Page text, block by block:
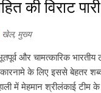
की विराट पारी
खेल, मुख्य
और चामत्कारिक भारतीय
के लिए इससे बेहतर
में मेहमान श्रीलंकाई टीम